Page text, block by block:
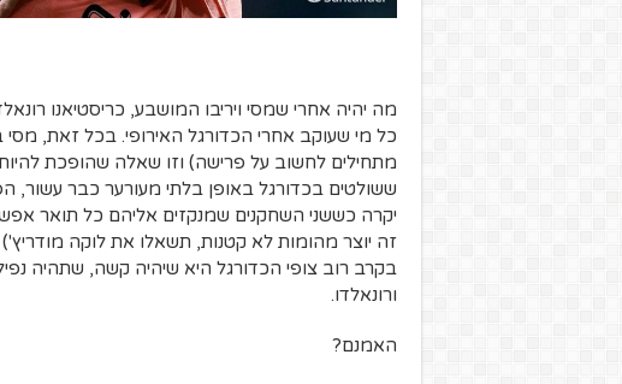
מה יהיה אחרי שמסי ויריבו המושבע, כריסטיאנו
מתחילים לחשוב על פרישה) וזו שאלה שהופכת להיות
ששולטים בכדורגל באופן בלתי מעורער כבר עשור,
יקרה כששני השחקנים שמנקזים אליהם כל תואר
זה יוצר מהומות לא קטנות, תשאלו את לוקה
בקרב רוב צופי הכדורגל היא שיהיה קשה, שתהיה
ורונאלדו.
האמנם?